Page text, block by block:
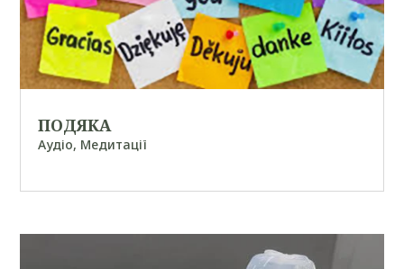
ПОДЯКА
Аудіо, Медитації